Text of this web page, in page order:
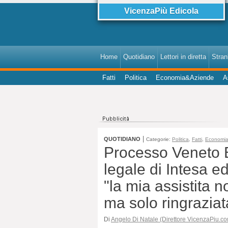
VicenzaPiù Edicola
Home Quotidiano Lettori in diretta
Fatti Politica Economia&Aziende
QUOTIDIANO Categorie: Politica Fatti
Processo Veneto
legale di Intesa
"la mia assistita
ma solo
Di Angelo Di Natale (Direttore